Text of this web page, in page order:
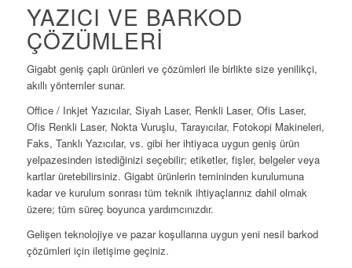
YAZICI VE BARKOD
ÇÖZÜMLERI
Gigabt geniş çaplı ürünleri ve çözümleri ile birlikte size yenilikçi,
akıllı yöntemler sunar.
Office / Inkjet Yazıcılar, Siyah Laser, Renkli Laser, Ofis Laser,
Ofis Renkli Laser, Nokta Vuruşlu, Tarayıcılar, Fotokopi Makineleri,
Faks, Tanklı Yazıcılar, vs. gibi her ihtiyaca uygun geniş ürün
yelpazesinden istediğinizi seçebilir; etiketler, fişler, belgeler veya
kartlar üretebilirsiniz. Gigabt ürünlerin temininden kurulumuna
kadar ve kurulum sonrası tüm teknik ihtiyaçlarınız dahil olmak
üzere; tüm süreç boyunca yardımcınızdır.
Gelişen teknolojiye ve pazar koşullarına uygun yeni nesil barkod
çözümleri için iletişime geçiniz.